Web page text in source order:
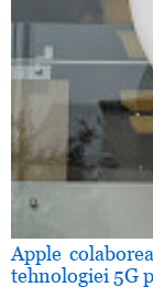
Apple
tehnologiei 5G